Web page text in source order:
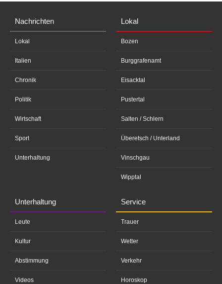
Nachrichten
Lokal
Italien
Chronik
Politik
Wirtschaft
Sport
Unterhaltung
Lokal
Bozen
Burggrafenamt
Eisacktal
Pustertal
Salten / Schlern
Überetsch / Unterland
Vinschgau
Wipptal
Unterhaltung
Leute
Kultur
Abstimmung
Videos
Service
Trauer
Wetter
Verkehr
Horoskop